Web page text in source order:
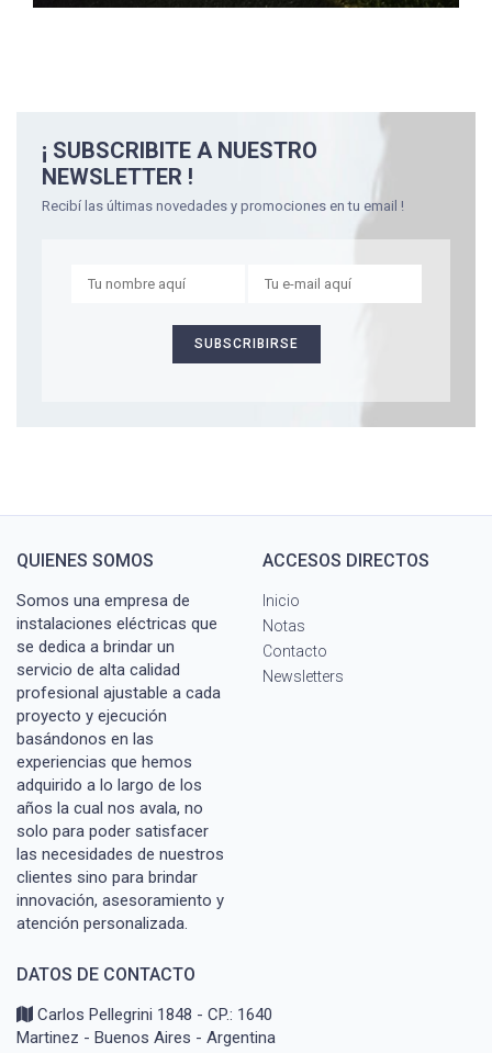
¡ SUBSCRIBITE A NUESTRO
NEWSLETTER !
Recibí las últimas novedades y promociones en tu email !
QUIENES SOMOS
Somos una empresa de
instalaciones eléctricas que
se dedica a brindar un
servicio de alta calidad
profesional ajustable a cada
proyecto y ejecución
basándonos en las
experiencias que hemos
adquirido a lo largo de los
años la cual nos avala, no
solo para poder satisfacer
las necesidades de nuestros
clientes sino para brindar
innovación, asesoramiento y
atención personalizada.
ACCESOS DIRECTOS
Inicio
Notas
Contacto
Newsletters
DATOS DE CONTACTO
Carlos Pellegrini 1848 - CP.: 1640
Martinez - Buenos Aires - Argentina